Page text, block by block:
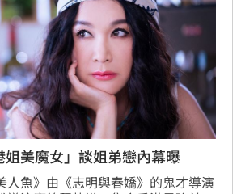
美魔女」談姐弟戀內幕曝
人魚》由《志明與春嬌》的鬼才導演